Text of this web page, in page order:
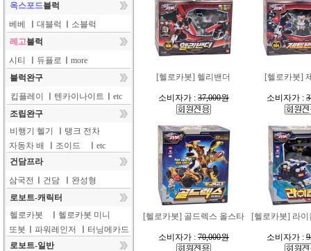
옥스포드블럭
베베
대블럭
소블럭
레고블럭
시티
듀플로
more
블럭완구
킵플레이
텐카이나이트
etc
조립완구
비행기 헬기
탱크 전차
자동차 배
조이드
etc
건담프라
삼국전
건담
완성형
로보트-캐릭터
헬로카봇
헬로카봇 미니
또봇
파워레인저
터닝메카드
로보트-일반
[헬로카봇] 헬리밴더
소비자가 : 37,000원
[헬로카봇]
소비자가 :
[헬로카봇] 골드렉스 올스타
소비자가 : 70,000원
[헬로카봇] 라
소비자가 :